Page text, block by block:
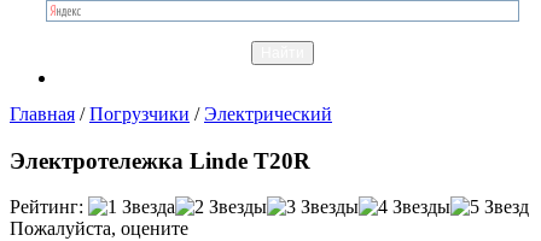
Главная /Погрузчики /Электрический
Электротележка Linde T20R
Рейтинг:
Пожалуйста, оцените